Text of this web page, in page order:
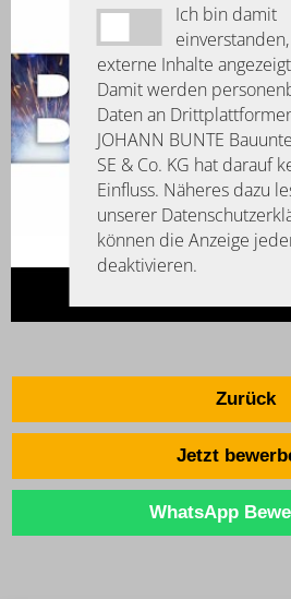
Zurück
Jetzt
WhatsApp
Ich bin damit
externe Inhalte
Damit werden
Daten an
JOHANN BUNTE
SE & Co. KG hat darauf
Einfluss. Näheres dazu
unserer
können die Anzeige
deaktivieren.